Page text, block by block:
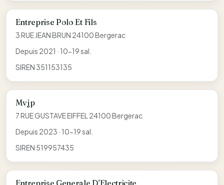
Entreprise Polo Et Fils
3 RUE JEAN BRUN 24100 Bergerac
Depuis 2021 · 10-19 sal.
SIREN 351153135
Mvjp
7 RUE GUSTAVE EIFFEL 24100 Bergerac
Depuis 2023 · 10-19 sal.
SIREN 519957435